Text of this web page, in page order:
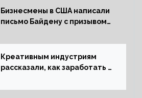
Бизнесмены в США написали
письмо Байдену с призывом
Креативным индустриям
рассказали, как заработать 2
экономики